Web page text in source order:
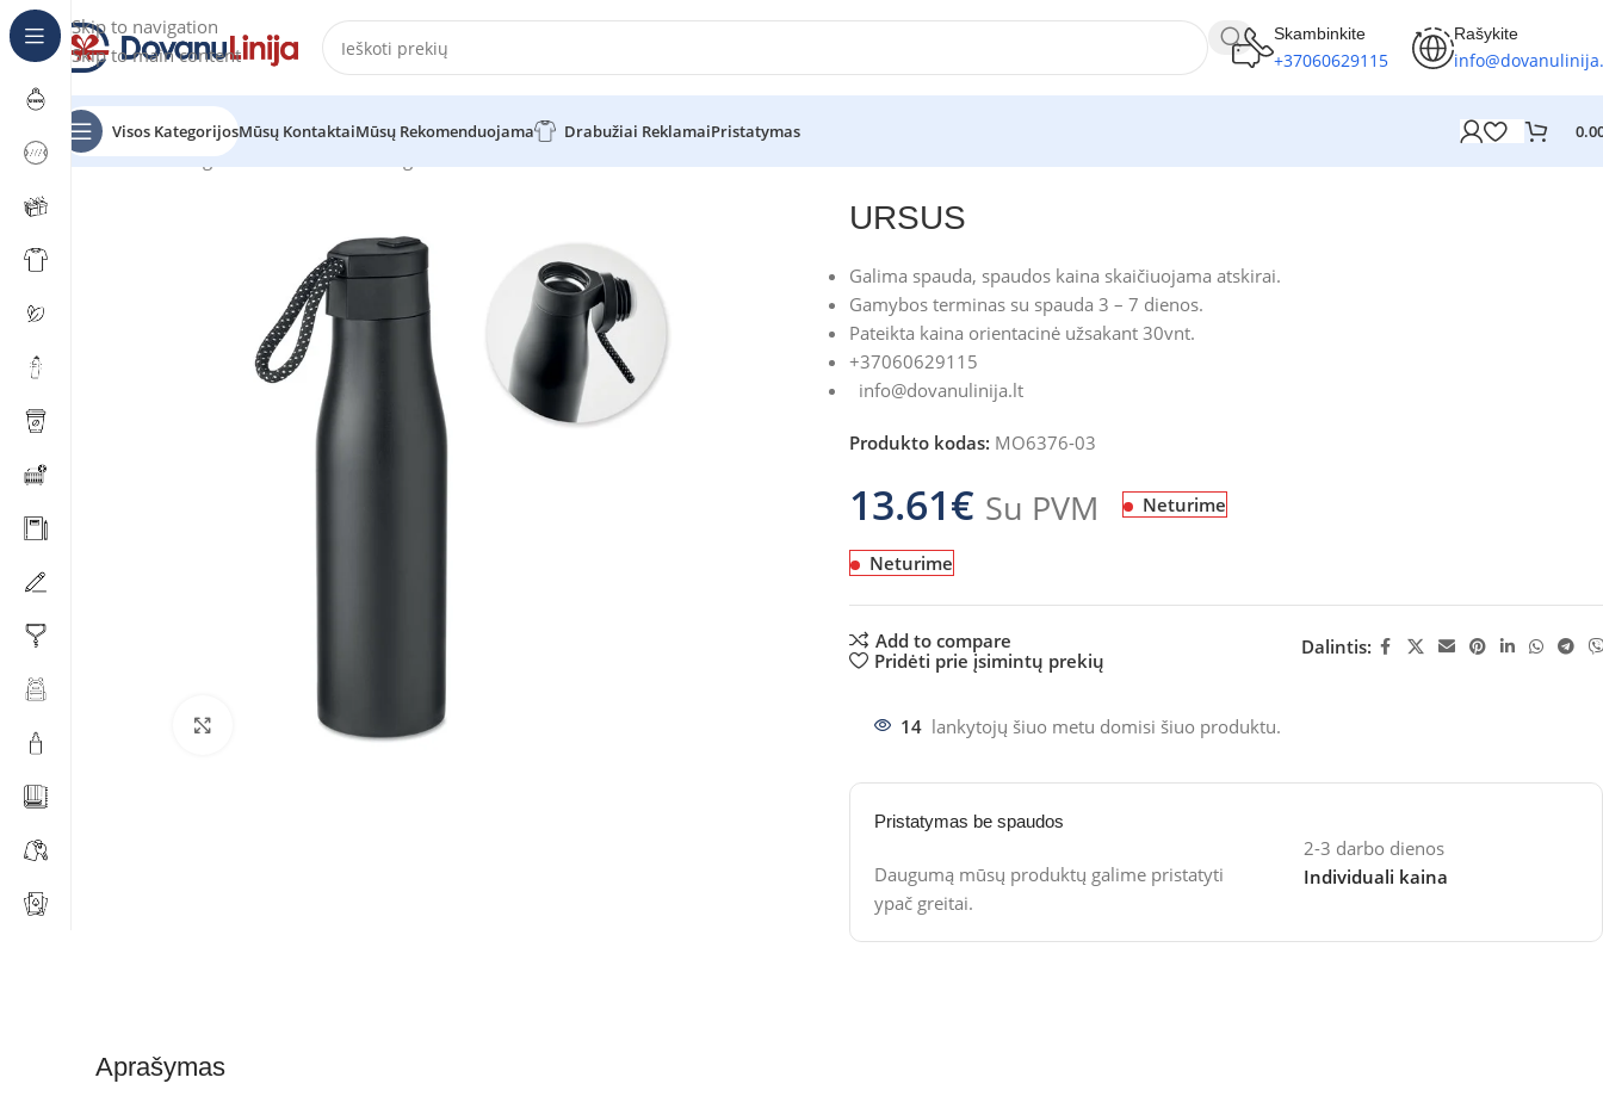
Skip to navigation
Skip to main content
Skambinkite
+37060629115
Rašykite
Visos KategorijosMūsų KontaktaiMūsų Rekomenduojama Drabužiai ReklamaiPristatymas
Pradžia Katalogas
Click to enlarge
URSUS
Galima spauda, spaudos kaina skaičiuojama atskirai.
Gamybos terminas su spauda 3 – 7 dienos.
Pateikta kaina orientacinė užsakant 30vnt.
+37060629115
info@dovanulinija.lt
Produkto kodas: MO6376-03
13.61€ Su PVM Neturime
Neturime
Add to compare
Pridėti prie įsimintų prekių
Dalintis:
14 lankytojų šiuo metu domisi šiuo produktu.
Pristatymas be spaudos
Daugumą mūsų produktų galime pristatyti
ypač greitai.
2-3 darbo dienos
Individuali kaina
Aprašymas